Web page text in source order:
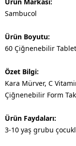
Sambucol
Ürün Boyutu:
60 Çiğnenebilir Tablet
Özet Bilgi:
Kara Mürver, C
Çiğnenebilir Form
Ürün Faydaları:
3-10 yaş grubu